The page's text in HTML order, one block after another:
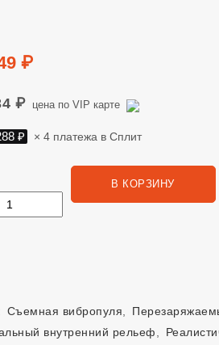
₽
₽ цена по VIP карте
Сплит. 1288 руб, 4 платежа в Сплит
₽ × 4 платежа в Сплит
В КОРЗИНУ
Съемная вибропуля
внутренний рельеф